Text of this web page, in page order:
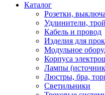
Каталог
Розетки,
Удлинители,
Кабель и провод
Изделия для
Модульное
Корпуса
Лампы
Люстры, бра,
Светильники